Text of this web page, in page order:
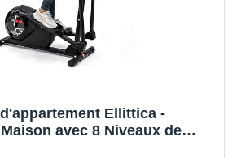
Ellittica -
avec 8 Niveaux de